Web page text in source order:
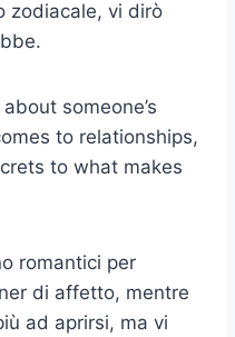
zodiacale, vi dirò
someone’s
to relationships,
to what makes
romantici per
di affetto, mentre
ad aprirsi, ma vi